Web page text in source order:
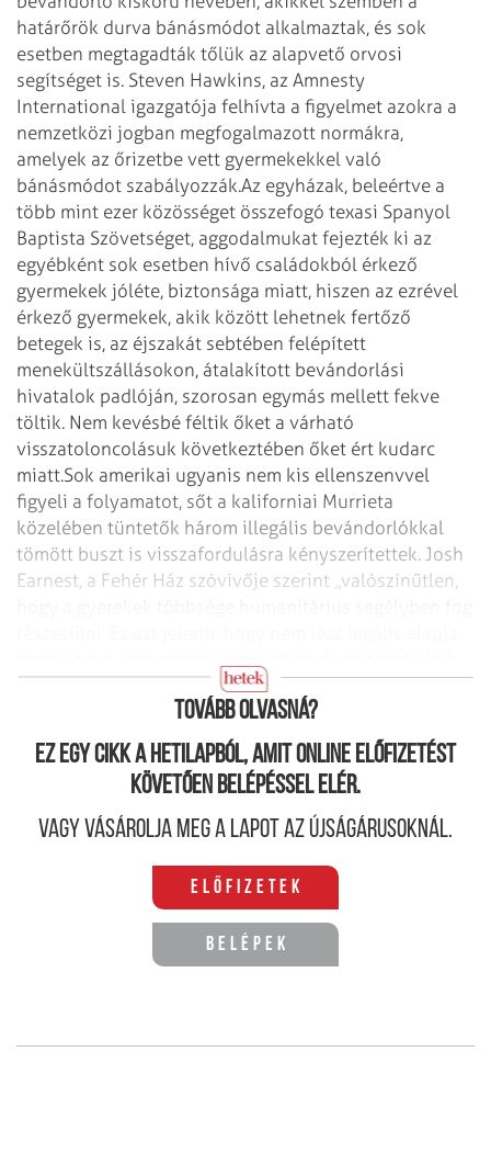
határőrök durva bánásmódot alkalmaztak, és sok
esetben megtagadták tőlük az alapvető orvosi
segítséget is. Steven Hawkins, az Amnesty
International igazgatója felhívta a figyelmet azokra a
nemzetközi jogban megfogalmazott normákra,
amelyek az őrizetbe vett gyermekekkel való
bánásmódot szabályozzák.Az egyházak, beleértve a
több mint ezer közösséget összefogó texasi Spanyol
Baptista Szövetséget, aggodalmukat fejezték ki az
egyébként sok esetben hívő családokból érkező
gyermekek jóléte, biztonsága miatt, hiszen az ezrével
érkező gyermekek, akik között lehetnek fertőző
betegek is, az éjszakát sebtében felépített
menekültszállásokon, átalakított bevándorlási
hivatalok padlóján, szorosan egymás mellett fekve
töltik. Nem kevésbé féltik őket a várható
visszatoloncolásuk következtében őket ért kudarc
miatt.Sok amerikai ugyanis nem kis ellenszenvvel
figyeli a folyamatot, sőt a kaliforniai Murrieta
közelében tüntetők három illegális bevándorlókkal
tömött buszt is visszafordulásra kényszerítettek. Josh
Earnest, a Fehér Ház szóvivője szerint „valószínűtlen,
őket”.
Tovább olvasná?
Ez egy cikk a hetilapból, amit online előfizetést
követően belépéssel elér.
Vagy vásárolja meg a lapot az újságárusoknál.
Előfizetek
Belépek